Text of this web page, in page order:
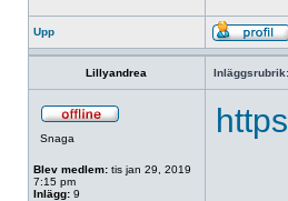
Upp
Lillyandrea Inläggsrubrik:
Snaga
Blev medlem: tis jan 29, 2019
7:15 pm
Inlägg: 9